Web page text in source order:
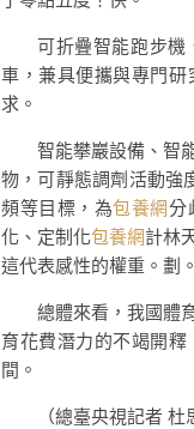
可折疊智能跑步機
車，兼具便攜與專門
求。
智能攀巖設備、智
物，可靜態調劑活動強
頻等目標，為包養網分
化、定制化包養網計林
這代表感性的權重。劃。
總體來看，我國體
育花費潛力的不竭開釋
間。
（總臺央視記者 杜